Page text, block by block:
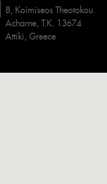
8, Koimiseos Theotokou.
Acharne, T.K. 13674
Attiki, Greece